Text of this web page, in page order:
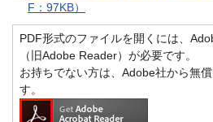
F：97KB）
PDF形式のファイルを開くには、
（旧Adobe Reader）が必要です。
お持ちでない方は、Adobe社から無
す。